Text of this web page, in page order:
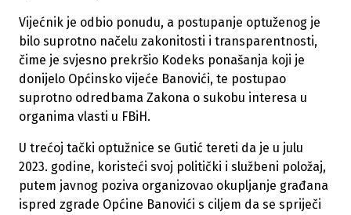
Vijećnik je odbio ponudu, a postupanje optuženog je
bilo suprotno načelu zakonitosti i transparentnosti,
čime je svjesno prekršio Kodeks ponašanja koji je
donijelo Općinsko vijeće Banovići, te postupao
suprotno odredbama Zakona o sukobu interesa u
organima vlasti u FBiH.
U trećoj tački optužnice se Gutić tereti da je u julu
2023. godine, koristeći svoj politički i službeni položaj,
putem javnog poziva organizovao okupljanje građana
ispred zgrade Općine Banovići s ciljem da se spriječi